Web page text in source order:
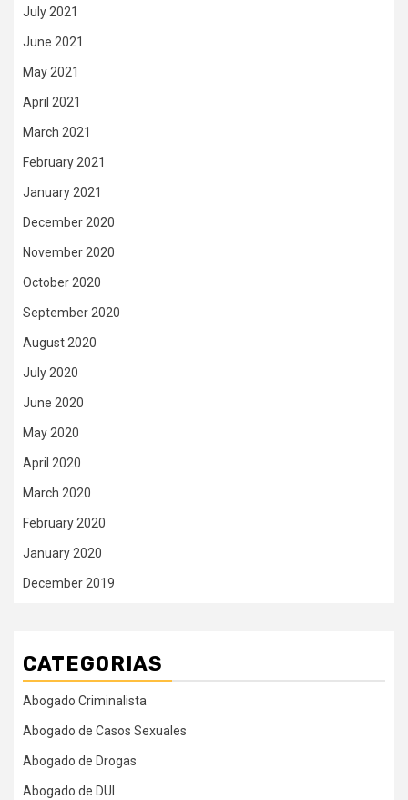
July 2021
June 2021
May 2021
April 2021
March 2021
February 2021
January 2021
December 2020
November 2020
October 2020
September 2020
August 2020
July 2020
June 2020
May 2020
April 2020
March 2020
February 2020
January 2020
December 2019
CATEGORIAS
Abogado Criminalista
Abogado de Casos Sexuales
Abogado de Drogas
Abogado de DUI